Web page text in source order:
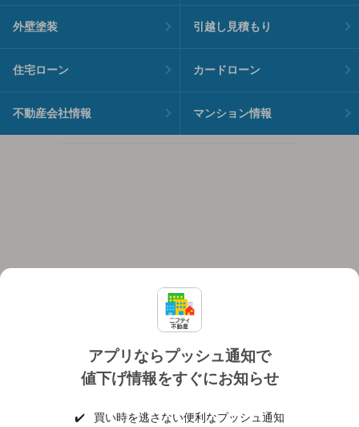
アプリならプッシュ通知で
値下げ情報をすぐにお知らせ
✔️ 買い時を逃さない便利なプッシュ通知
外壁塗装 引越し見積もり
住宅ローン カードローン
不動産会社情報 マンション情報
個人情報保護ポリシー 利用規約
ヘルプ・お問い合わせ 採用情報